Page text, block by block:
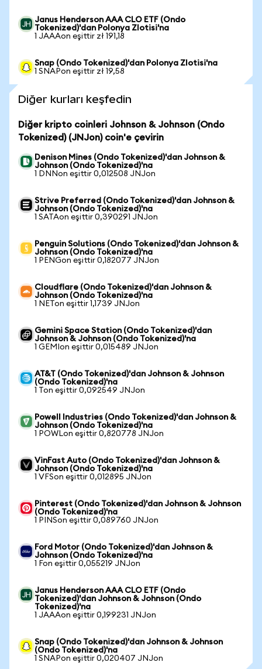
Janus Henderson AAA CLO ETF (Ondo
Tokenized)'dan Polonya Zlotisi'na
1 JAAAon eşittir zł 191,18
Snap (Ondo Tokenized)'dan Polonya Zlotisi'na
1 SNAPon eşittir zł 19,58
Diğer kurları keşfedin
Diğer kripto coinleri Johnson & Johnson (Ondo
Tokenized) (JNJon) coin'e çevirin
Denison Mines (Ondo Tokenized)'dan Johnson &
Johnson (Ondo Tokenized)'na
1 DNNon eşittir 0,012508 JNJon
Strive Preferred (Ondo Tokenized)'dan Johnson &
Johnson (Ondo Tokenized)'na
1 SATAon eşittir 0,390291 JNJon
Penguin Solutions (Ondo Tokenized)'dan Johnson &
Johnson (Ondo Tokenized)'na
1 PENGon eşittir 0,182077 JNJon
Cloudflare (Ondo Tokenized)'dan Johnson &
Johnson (Ondo Tokenized)'na
1 NETon eşittir 1,1739 JNJon
Gemini Space Station (Ondo Tokenized)'dan
Johnson & Johnson (Ondo Tokenized)'na
1 GEMIon eşittir 0,015489 JNJon
AT&T (Ondo Tokenized)'dan Johnson & Johnson
(Ondo Tokenized)'na
1 Ton eşittir 0,092549 JNJon
Powell Industries (Ondo Tokenized)'dan Johnson &
Johnson (Ondo Tokenized)'na
1 POWLon eşittir 0,820778 JNJon
VinFast Auto (Ondo Tokenized)'dan Johnson &
Johnson (Ondo Tokenized)'na
1 VFSon eşittir 0,012895 JNJon
Pinterest (Ondo Tokenized)'dan Johnson & Johnson
(Ondo Tokenized)'na
1 PINSon eşittir 0,089760 JNJon
Ford Motor (Ondo Tokenized)'dan Johnson &
Johnson (Ondo Tokenized)'na
1 Fon eşittir 0,055219 JNJon
Janus Henderson AAA CLO ETF (Ondo
Tokenized)'dan Johnson & Johnson (Ondo
Tokenized)'na
1 JAAAon eşittir 0,199231 JNJon
Snap (Ondo Tokenized)'dan Johnson & Johnson
(Ondo Tokenized)'na
1 SNAPon eşittir 0,020407 JNJon